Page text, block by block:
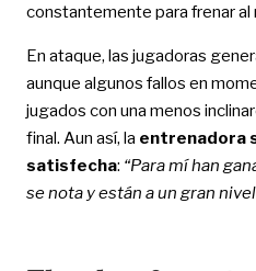
constantemente para frenar al
En ataque, las jugadoras
aunque algunos fallos en
jugados con una menos
final. Aun así, la entrenadora
satisfecha: “Para mí han
se nota y están a un gran